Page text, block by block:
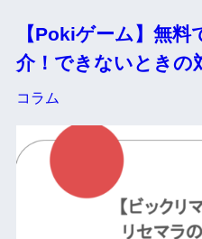
【Pokiゲーム】無
介！できないときの
コラム